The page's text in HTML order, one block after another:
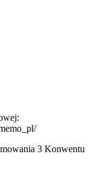
3 Konwentu